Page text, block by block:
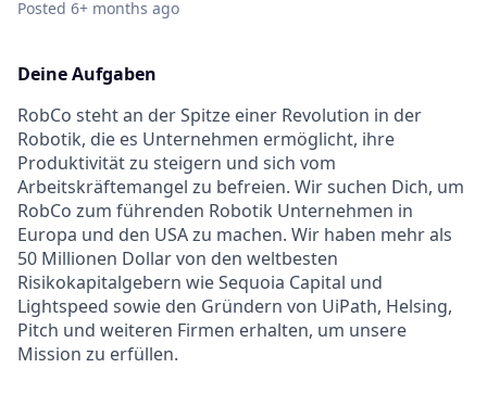
Posted 6+ months ago
Deine Aufgaben
RobCo steht an der Spitze einer Revolution in der
Robotik, die es Unternehmen ermöglicht, ihre
Produktivität zu steigern und sich vom
Arbeitskräftemangel zu befreien. Wir suchen Dich, um
RobCo zum führenden Robotik Unternehmen in
Europa und den USA zu machen. Wir haben mehr als
50 Millionen Dollar von den weltbesten
Risikokapitalgebern wie Sequoia Capital und
Lightspeed sowie den Gründern von UiPath, Helsing,
Pitch und weiteren Firmen erhalten, um unsere
Mission zu erfüllen.